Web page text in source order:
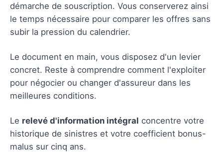
démarche de souscription. Vous conserverez ainsi
le temps nécessaire pour comparer les offres sans
subir la pression du calendrier.
Le document en main, vous disposez d'un levier
concret. Reste à comprendre comment l'exploiter
pour négocier ou changer d'assureur dans les
meilleures conditions.
Le relevé d'information intégral concentre votre
historique de sinistres et votre coefficient bonus-
malus sur cinq ans.